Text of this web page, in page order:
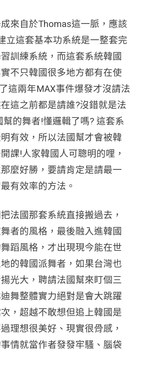
來自於Thomas這一脈，應該
立這套基本功系統是一整套完
訓練系統，而這套系統韓國
不只韓國很多地方都有在使
這兩年MAX事件爆發才沒請法
這之前都是請誰?沒錯就是法
幫的舞者!懂邏輯了嗎? 這套系
有效，所以法國幫才會被韓
課!人家韓國人可聰明的哩，
麼好勝，要請肯定是請最一
有效率的方法。
法國那套系統直接搬過去，
者的風格，最後融入進韓國
蹈風格，才出現現今能在世
的韓國派舞者，如果台灣也
光大，聘請法國幫來盯個三
舞整體實力絕對是會大跳躍
，超越不敢想但追上韓國是
理想很美好、現實很骨感，
情就當作者發發牢騷、腦袋